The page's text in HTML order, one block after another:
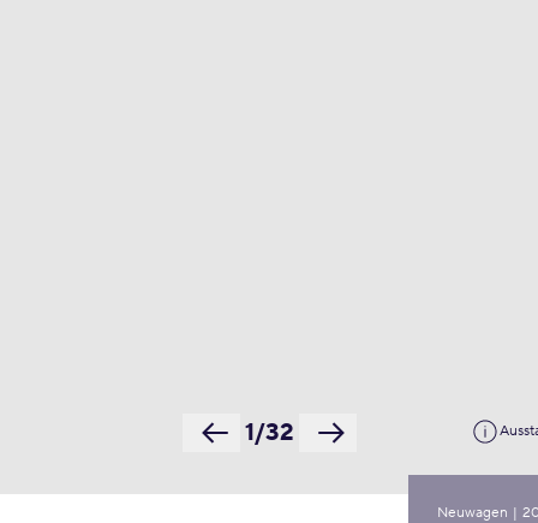
1/32
Neuwagen |